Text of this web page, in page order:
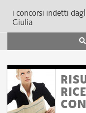
i concorsi indetti
Giulia